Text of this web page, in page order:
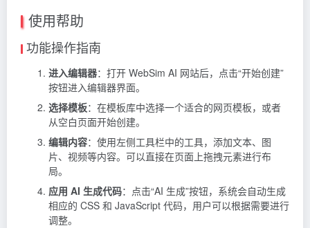
使用帮助
功能操作指南
进入编辑器：打开 WebSim AI 网站后，点击“开始创建”
按钮进入编辑器界面。
选择模板：在模板库中选择一个适合的网页模板，或者
从空白页面开始创建。
编辑内容：使用左侧工具栏中的工具，添加文本、图
片、视频等内容。可以直接在页面上拖拽元素进行布
局。
应用 AI 生成代码：点击“AI 生成”按钮，系统会自动生成
相应的 CSS 和 JavaScript 代码，用户可以根据需要进行
调整。